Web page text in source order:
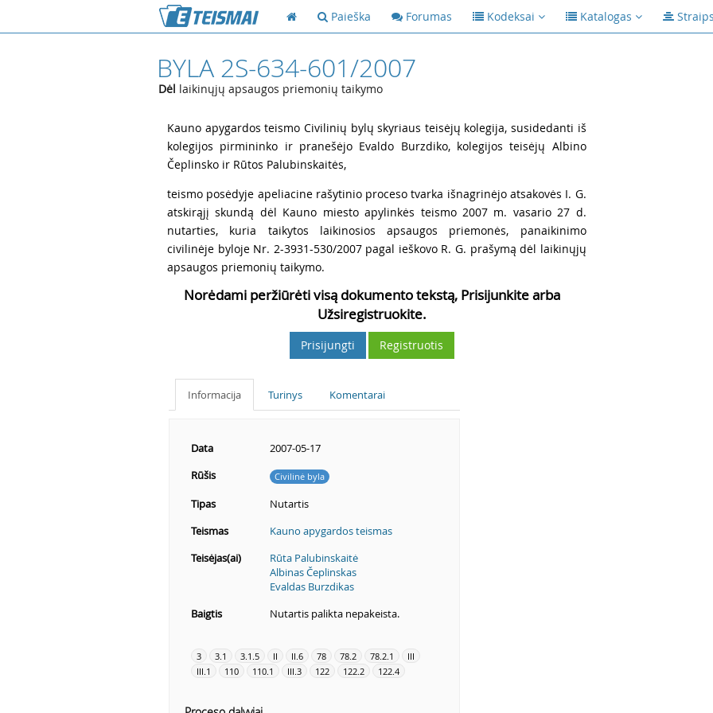
Paieška Forumas Kodeksai Katalogas
BYLA 2S-634-601/2007
Dėl laikinųjų apsaugos priemonių taikymo
Kauno apygardos teismo Civilinių bylų skyriaus teisėjų kolegija, susidedanti iš
kolegijos pirmininko ir pranešėjo Evaldo Burzdiko, kolegijos teisėjų Albino
Čeplinsko ir Rūtos Palubinskaitės,
teismo posėdyje apeliacine rašytinio proceso tvarka išnagrinėjo atsakovės I. G.
atskirąjį skundą dėl Kauno miesto apylinkės teismo 2007 m. vasario 27 d.
nutarties, kuria taikytos laikinosios apsaugos priemonės, panaikinimo
civilinėje byloje Nr. 2-3931-530/2007 pagal ieškovo R. G. prašymą dėl laikinųjų
apsaugos priemonių taikymo.
Norėdami peržiūrėti visą dokumento tekstą, Prisijunkite arba
Užsiregistruokite.
Prisijungti Registruotis
Informacija Turinys Komentarai
Data
2007-05-17
Rūšis
Civilinė byla
Tipas
Nutartis
Teismas
Kauno apygardos teismas
Teisėjas(ai)
Rūta Palubinskaitė
Albinas Čeplinskas
Evaldas Burzdikas
Baigtis
Nutartis palikta nepakeista.
3 3.1 3.1.5 II II.6 78 78.2 78.2.1
III
III.1
110 110.1 III.3 122 122.2 122.4